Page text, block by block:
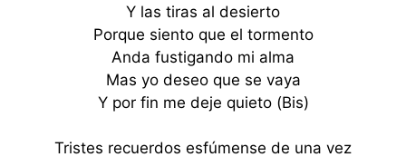
Y las tiras al desierto
Porque siento que el tormento
Anda fustigando mi alma
Mas yo deseo que se vaya
Y por fin me deje quieto (Bis)
Tristes recuerdos esfúmense de una vez